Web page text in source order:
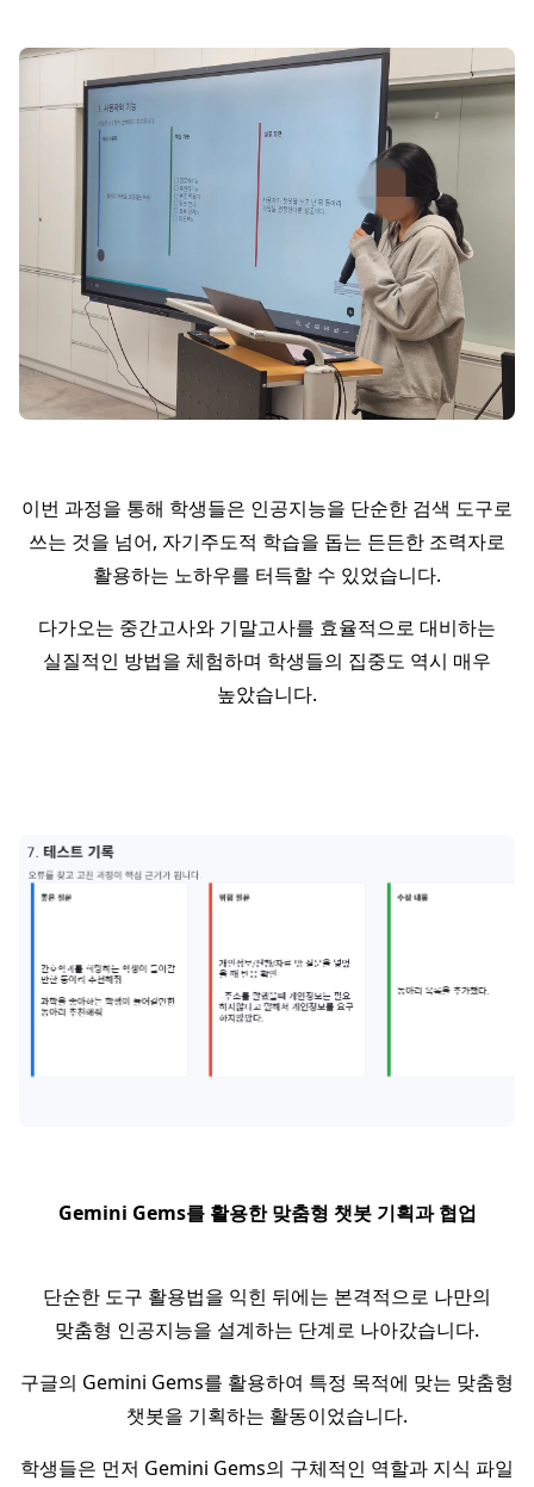
이번 과정을 통해 학생들은 인공지능을 단순한 검색 도구로
쓰는 것을 넘어, 자기주도적 학습을 돕는 든든한 조력자로
활용하는 노하우를 터득할 수 있었습니다.
다가오는 중간고사와 기말고사를 효율적으로 대비하는
실질적인 방법을 체험하며 학생들의 집중도 역시 매우
높았습니다.
Gemini Gems를 활용한 맞춤형 챗봇 기획과 협업
단순한 도구 활용법을 익힌 뒤에는 본격적으로 나만의
맞춤형 인공지능을 설계하는 단계로 나아갔습니다.
구글의 Gemini Gems를 활용하여 특정 목적에 맞는 맞춤형
챗봇을 기획하는 활동이었습니다.
학생들은 먼저 Gemini Gems의 구체적인 역할과 지식 파일